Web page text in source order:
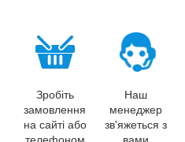
Зробіть
замовлення
на сайті або
Наш
менеджер
зв'яжеться з